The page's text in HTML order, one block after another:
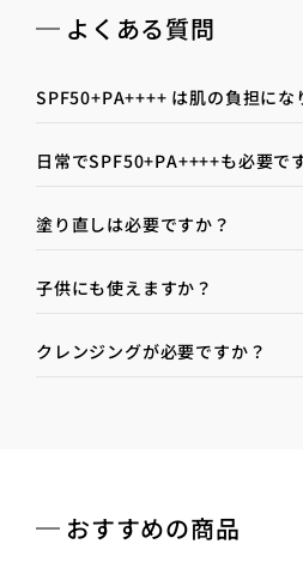
よくある質問
SPF50+PA++++ は肌の負担にな
日常でSPF50+PA++++も必要で
塗り直しは必要ですか？
子供にも使えますか？
クレンジングが必要ですか？
おすすめの商品